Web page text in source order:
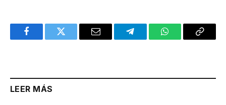
FacebookTwitter Email TelegramWhatsAppCopy
LEER MÁS